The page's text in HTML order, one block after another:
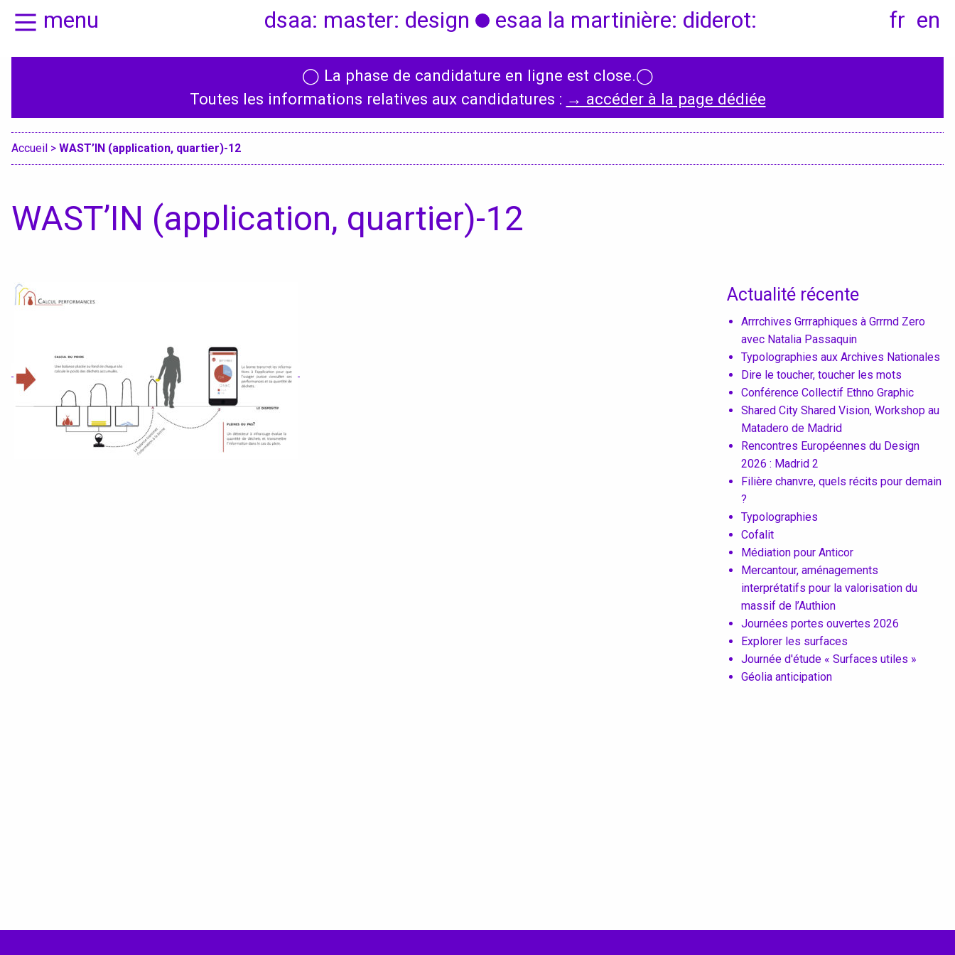
menu dsaa: master: design esaa la martinière: diderot: fr en
Présentation
médiations
Territoires
Produit, usages,
International Diplômes
partenariats
Instagram
LinkedIn
◯ La phase de candidature en ligne est close.◯
Toutes les informations relatives aux candidatures : → accéder à la page dédiée
Accueil > WAST’IN (application, quartier)-12
WAST’IN (application, quartier)-12
Actualité récente
Arrrchives Grrraphiques à Grrrnd Zero
avec Natalia Passaquin
Typolographies aux Archives Nationales
Dire le toucher, toucher les mots
Conférence Collectif Ethno Graphic
Shared City Shared Vision, Workshop au
Matadero de Madrid
Rencontres Européennes du Design
2026 : Madrid 2
Filière chanvre, quels récits pour demain
?
Typolographies
Cofalit
Médiation pour Anticor
Mercantour, aménagements
interprétatifs pour la valorisation du
massif de l’Authion
Journées portes ouvertes 2026
Explorer les surfaces
Journée d'étude « Surfaces utiles »
Géolia anticipation